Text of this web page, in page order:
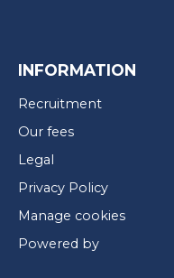
INFORMATION
Recruitment
Our fees
Legal
Privacy Policy
Manage cookies
Powered by